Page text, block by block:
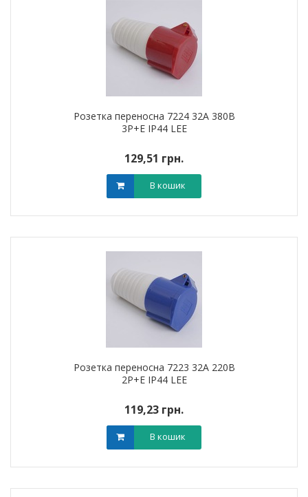
Розетка переносна 7224 32А 380В
3Р+Е IP44 LEE
129,51 грн.
В кошик
Розетка переносна 7223 32А 220В
2Р+Е IP44 LEE
119,23 грн.
В кошик